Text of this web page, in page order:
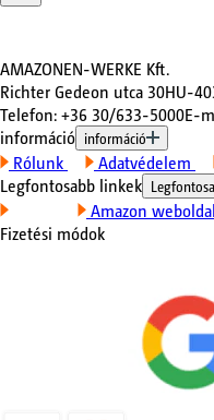
AMAZONEN-WERKE Kft.
Richter Gedeon utca 30HU-
Telefon:+36 30/633-5000E-
információ információ
Rólunk Adatvédelem
Legfontosabb linkek
Amazon weboldal
Fizetési módok